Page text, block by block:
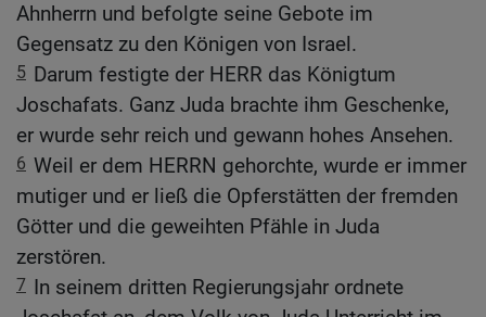
Ahnherrn und befolgte seine Gebote im
Gegensatz zu den Königen von Israel.
5 Darum festigte der HERR das Königtum
Joschafats. Ganz Juda brachte ihm Geschenke,
er wurde sehr reich und gewann hohes Ansehen.
6 Weil er dem HERRN gehorchte, wurde er immer
mutiger und er ließ die Opferstätten der fremden
Götter und die geweihten Pfähle in Juda
zerstören.
7 In seinem dritten Regierungsjahr ordnete